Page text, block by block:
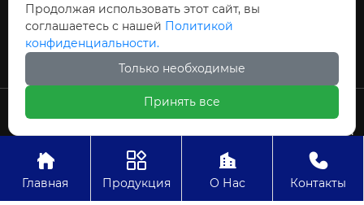
оборудование
Модуль дозирования управления
Авторское право©ООО Цзиньчан Сяншэн
Автоматизация Электроэнергетики И
Управление Проект

Главная

Продукция

О Нас

Контакты
Продолжая использовать этот сайт, вы
соглашаетесь с нашей Политикой
конфиденциальности.
Только необходимые
Принять все